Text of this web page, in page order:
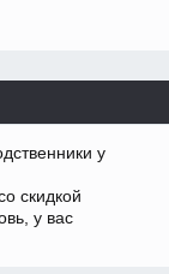
у
скидкой
у вас